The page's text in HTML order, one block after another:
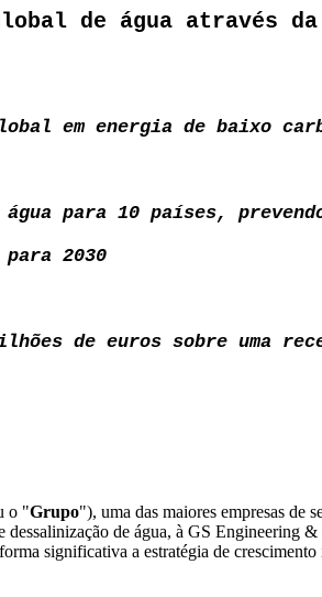
de água através
em energia de baixo
água para 10 países,
2030
milhões de euros sobre
o "Grupo"), uma das maiores empresas de
de água, à GS Engineering
significativa a estratégia de